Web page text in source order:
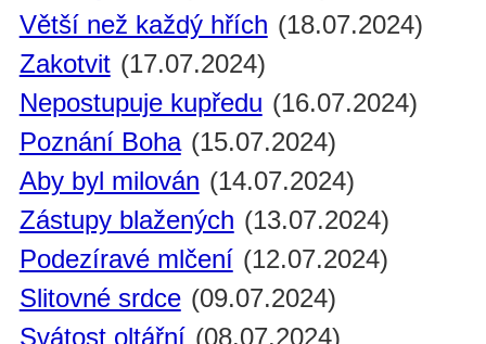
Větší než každý hřích (18.07.2024)
Zakotvit (17.07.2024)
Nepostupuje kupředu (16.07.2024)
Poznání Boha (15.07.2024)
Aby byl milován (14.07.2024)
Zástupy blažených (13.07.2024)
Podezíravé mlčení (12.07.2024)
Slitovné srdce (09.07.2024)
Svátost oltářní (08.07.2024)